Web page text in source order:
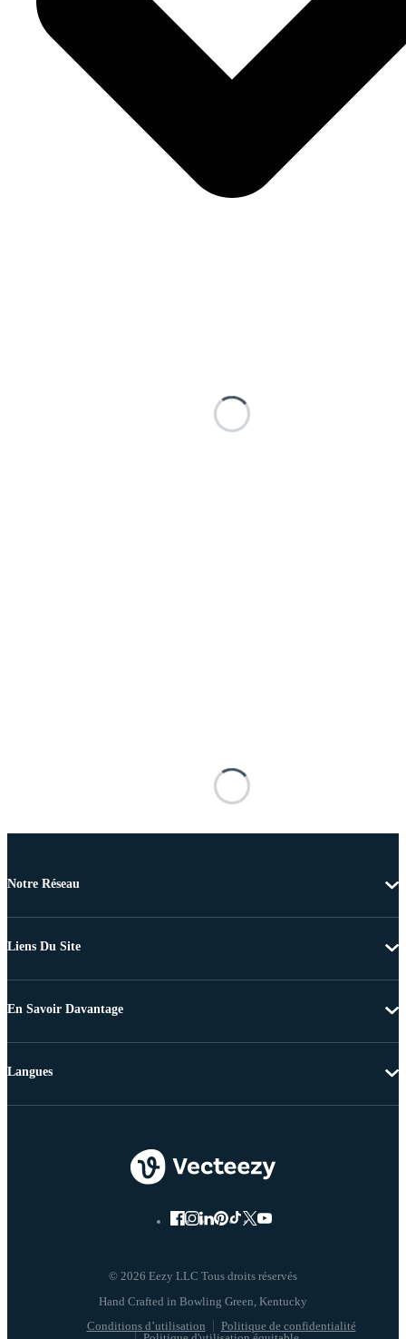
Notre Réseau
Liens Du Site
En Savoir Davantage
© 2026 Eezy LLC Tous droits réservés
Conditions d’utilisation
Politique de confidentialité
Langues